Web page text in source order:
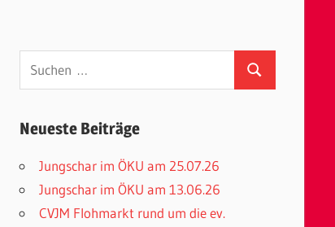
Suchen
nach:
Suchen
Neueste Beiträge
Jungschar im ÖKU am 25.07.26
Jungschar im ÖKU am 13.06.26
CVJM Flohmarkt rund um die ev.